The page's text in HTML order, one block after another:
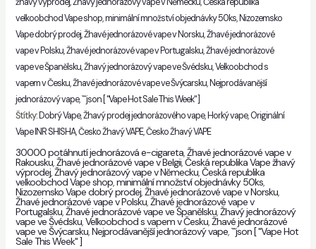
velkoobchod Vape shop,minimální množství objednávky 50ks, Nizozemsko
Vape dobrý prodej,Žhavé jednorázové vape v Norsku,Žhavé jednorázové
vape v Polsku,Žhavé jednorázové vape v Portugalsku,Žhavé jednorázové
vape ve Španělsku,Žhavý jednorázový vape ve Švédsku,Velkoobchod s
vapem v Česku,Žhavé jednorázové vape ve Švýcarsku, Nejprodávanější
jednorázový vape,```json [ "Vape Hot Sale This Week" ]
Štítky: Dobrý Vape,Žhavý prodej jednorázového vape, Horký vape,Originální
Vape INR SHISHA,Česko Žhavý VAPE,Česko Žhavý VAPE
30000 potáhnutí jednorázová e-cigareta,Žhavé jednorázové vape v
Rakousku,Žhavé jednorázové vape v Belgii,Česká republika Vape žhavý
výprodej,Žhavý jednorázový vape v Německu,Česká republika
velkoobchod Vape shop,minimální množství objednávky 50ks,
Nizozemsko Vape dobrý prodej,Žhavé jednorázové vape v Norsku,
Žhavé jednorázové vape v Polsku,Žhavé jednorázové vape v
Portugalsku,Žhavé jednorázové vape ve Španělsku,Žhavý jednorázový
vape ve Švédsku,Velkoobchod s vapem v Česku,Žhavé jednorázové
vape ve Švýcarsku,Nejprodávanější jednorázový vape,```json [ "Vape Hot
Sale This Week" ]